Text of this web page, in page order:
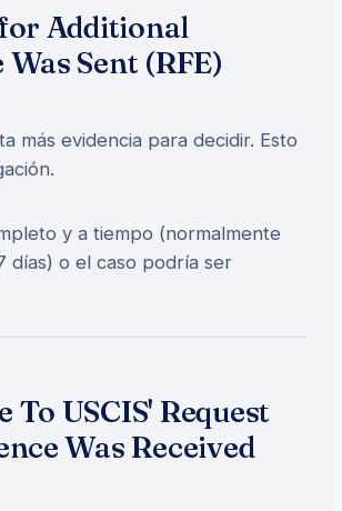
Additional
Sent (RFE)
más evidencia para decidir. Esto
y a tiempo (normalmente
días) o el caso podría ser
To USCIS' Request
Was Received